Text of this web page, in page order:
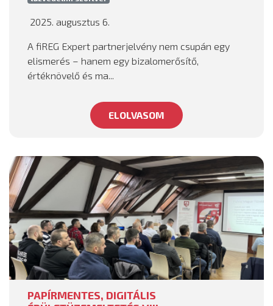
2025. augusztus 6.
A fiREG Expert partnerjelvény nem csupán egy
elismerés – hanem egy bizalomerősítő,
értéknövelő és ma...
ELOLVASOM
PAPÍRMENTES, DIGITÁLIS